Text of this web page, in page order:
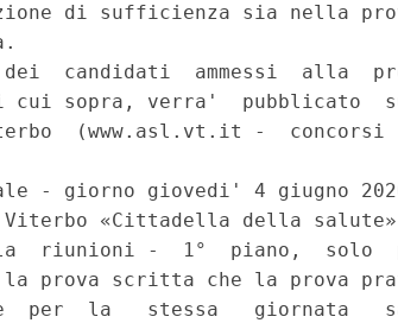
di sufficienza sia nella
candidati  ammessi  alla
cui sopra, verra'  pubblicato
(www.asl.vt.it -
- giorno giovedi' 4 giugno
Viterbo «Cittadella della
riunioni -  1°  piano,  solo
la prova scritta che la prova
per  la   stessa   giornata